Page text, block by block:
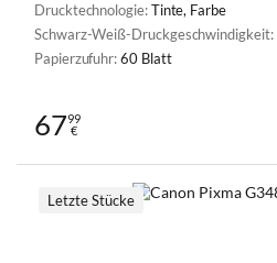
Drucktechnologie:Tinte, Farbe
Schwarz-Weiß-Druckgeschwindigkeit:
Papierzufuhr:60 Blatt
6799
€
Letzte Stücke